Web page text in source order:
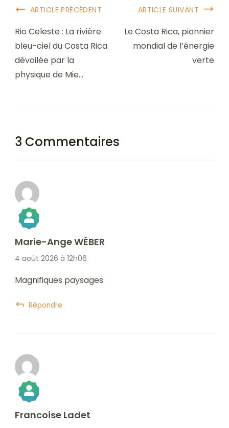
Navigation
postale
ARTICLE PRÉCÉDENT
Rio Celeste : La rivière
bleu-ciel du Costa Rica
dévoilée par la
physique de Mie…
ARTICLE SUIVANT
Le Costa Rica, pionnier
mondial de l’énergie
verte
3 Commentaires
The Real Person Badge!
Marie-Ange WÉBER
4 août 2026 à 12h06
Magnifiques paysages
Répondre
The Real Person Badge!
Francoise Ladet